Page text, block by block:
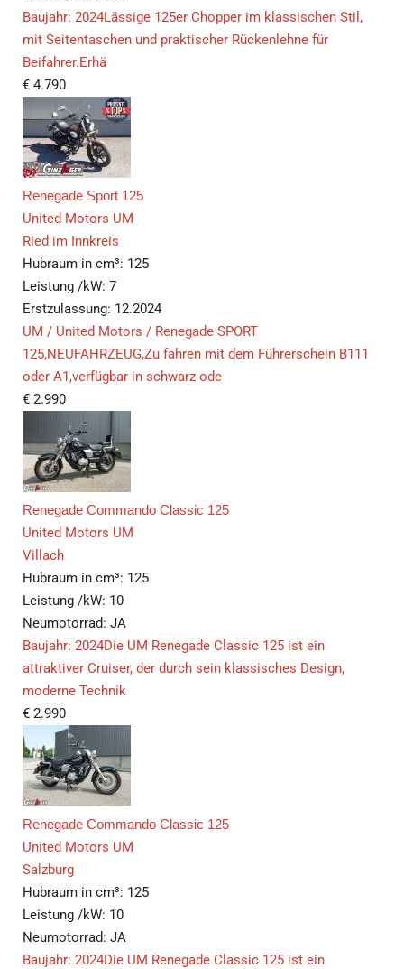
Baujahr: 2024Lässige 125er Chopper im klassischen Stil,
mit Seitentaschen und praktischer Rückenlehne für
Beifahrer.Erhä
€ 4.790
Renegade Sport 125
United Motors UM
Ried im Innkreis
Hubraum in cm³: 125
Leistung /kW: 7
Erstzulassung: 12.2024
UM / United Motors / Renegade SPORT
125,NEUFAHRZEUG,Zu fahren mit dem Führerschein B111
oder A1,verfügbar in schwarz ode
€ 2.990
Renegade Commando Classic 125
United Motors UM
Villach
Hubraum in cm³: 125
Leistung /kW: 10
Neumotorrad: JA
Baujahr: 2024Die UM Renegade Classic 125 ist ein
attraktiver Cruiser, der durch sein klassisches Design,
moderne Technik
€ 2.990
Renegade Commando Classic 125
United Motors UM
Salzburg
Hubraum in cm³: 125
Leistung /kW: 10
Neumotorrad: JA
Baujahr: 2024Die UM Renegade Classic 125 ist ein